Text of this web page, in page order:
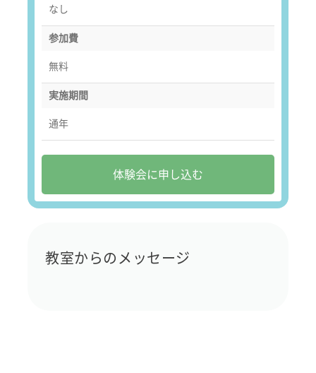
なし
参加費
無料
実施期間
通年
体験会に申し込む
教室からのメッセージ